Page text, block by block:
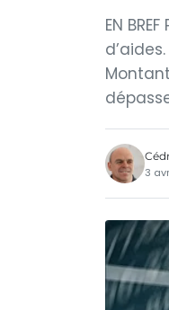
EN
3